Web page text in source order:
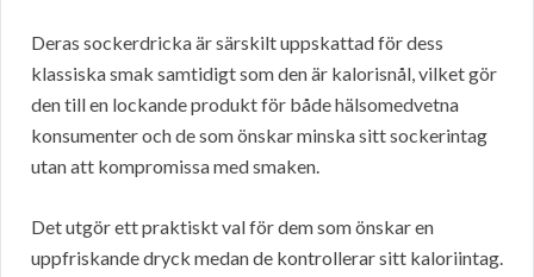
Deras sockerdricka är särskilt uppskattad för dess
klassiska smak samtidigt som den är kalorisnål, vilket gör
den till en lockande produkt för både hälsomedvetna
konsumenter och de som önskar minska sitt sockerintag
utan att kompromissa med smaken.
Det utgör ett praktiskt val för dem som önskar en
uppfriskande dryck medan de kontrollerar sitt kaloriintag.